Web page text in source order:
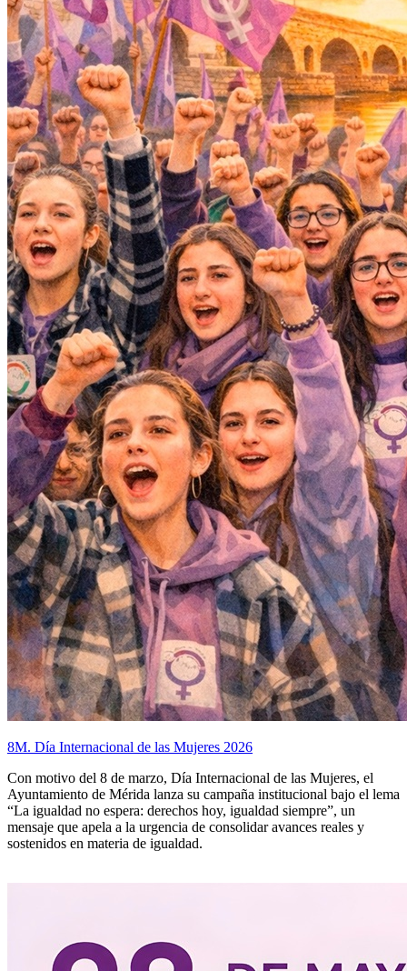
8M. Día Internacional de las Mujeres 2026
Con motivo del 8 de marzo, Día Internacional de las Mujeres, el
Ayuntamiento de Mérida lanza su campaña institucional bajo el lema
“La igualdad no espera: derechos hoy, igualdad siempre”, un
mensaje que apela a la urgencia de consolidar avances reales y
sostenidos en materia de igualdad.